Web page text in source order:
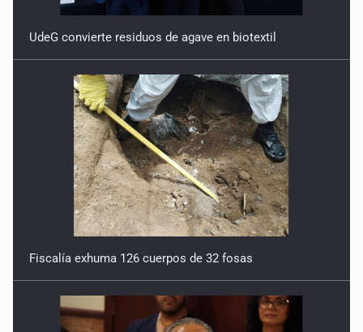
UdeG convierte residuos de agave en biotextil
Fiscalía exhuma 126 cuerpos de 32 fosas